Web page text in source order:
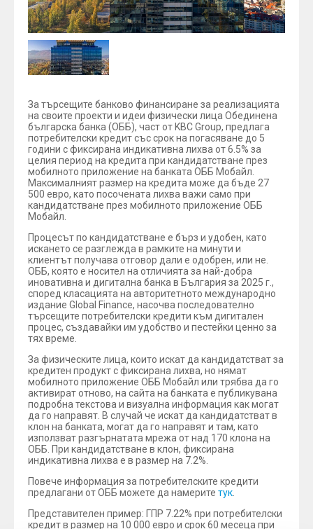
За търсещите банково финансиране за реализацията
на своите проекти и идеи физически лица Обединена
българска банка (ОББ), част от KBC Group, предлага
потребителски кредит със срок на погасяване до 5
години с фиксирана индикативна лихва от 6.5% за
целия период на кредита при кандидатстване през
мобилното приложение на банката ОББ Мобайл.
Максималният размер на кредита може да бъде 27
500 евро, като посочената лихва важи само при
кандидатстване през мобилното приложение ОББ
Мобайл.
Процесът по кандидатстване е бърз и удобен, като
искането се разглежда в рамките на минути и
клиентът получава отговор дали е одобрен, или не.
ОББ, която е носител на отличията за най-добра
иновативна и дигитална банка в България за 2025 г.,
според класацията на авторитетното международно
издание Global Finance, насочва последователно
търсещите потребителски кредити към дигитален
процес, създавайки им удобство и пестейки ценно за
тях време.
За физическите лица, които искат да кандидатстват за
кредитен продукт с фиксирана лихва, но нямат
мобилното приложение ОББ Мобайл или трябва да го
активират отново, на сайта на банката е публикувана
подробна текстова и визуална информация как могат
да го направят. В случай че искат да кандидатстват в
клон на банката, могат да го направят и там, като
използват разгърнатата мрежа от над 170 клона на
ОББ. При кандидатстване в клон, фиксирана
индикативна лихва е в размер на 7.2%.
Повече информация за потребителските кредити
предлагани от ОББ можете да намерите тук
Представителен пример: ГПР 7.22% при потребителски
кредит в размер на 10 000 евро и срок 60 месеца при